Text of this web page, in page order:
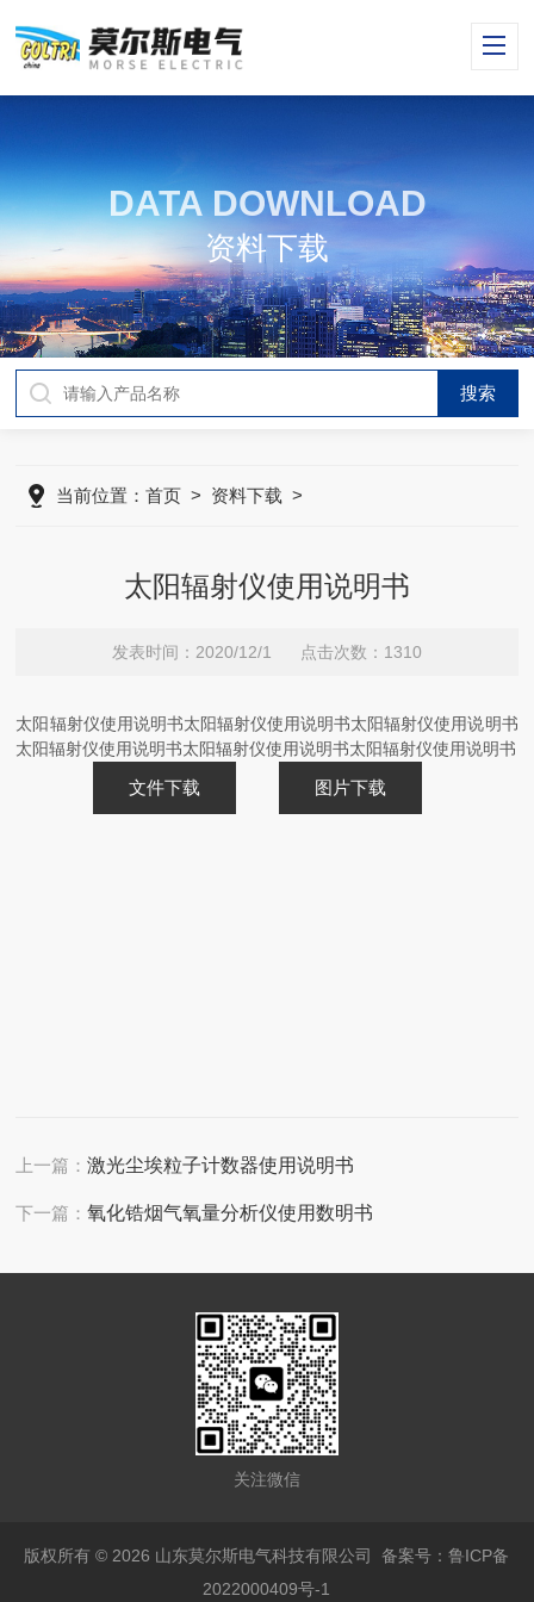
DATA DOWNLOAD
资料下载
当前位置：首页 > 资料下载 >
太阳辐射仪使用说明书
发表时间：2020/12/1 点击次数：1310
太阳辐射仪使用说明书太阳辐射仪使用说明书太阳辐射仪使用说明书
太阳辐射仪使用说明书太阳辐射仪使用说明书太阳辐射仪使用说明书
文件下载 图片下载
上一篇：激光尘埃粒子计数器使用说明书
下一篇：氧化锆烟气氧量分析仪使用数明书
关注微信
版权所有 © 2026 山东莫尔斯电气科技有限公司备案号：鲁ICP备
2022000409号-1